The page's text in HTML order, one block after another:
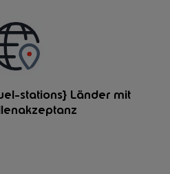
stations} Länder mit